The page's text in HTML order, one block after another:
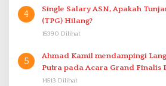
4
Single Salary ASN, Apakah
(TPG) Hilang?
15390 Dilihat
5
Ahmad Kamil mendampingi Langsung Dike Mandala
Putra pada Acara Grand Finalis
Proklamasi Mirip Bung Karno di
14513 Dilihat